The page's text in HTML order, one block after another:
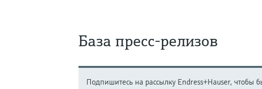
База пресс-релизов
Подпишитесь на рассылку Endress+Hauser, чтобы